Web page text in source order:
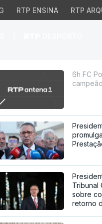
RTP ENSINA RTP
6h FC
Tribunal
sobre
retorno